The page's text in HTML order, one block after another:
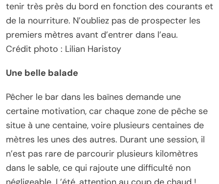
tenir très près du bord en fonction des courants et
de la nourriture. N’oubliez pas de prospecter les
premiers mètres avant d’entrer dans l’eau.
Crédit photo : Lilian Haristoy
Une belle balade
Pêcher le bar dans les baïnes demande une
certaine motivation, car chaque zone de pêche se
situe à une centaine, voire plusieurs centaines de
mètres les unes des autres. Durant une session, il
n’est pas rare de parcourir plusieurs kilomètres
dans le sable, ce qui rajoute une difficulté non